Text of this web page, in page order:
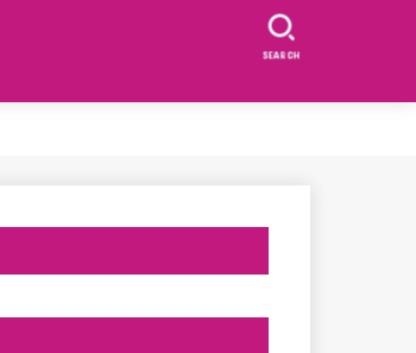
SEARCH